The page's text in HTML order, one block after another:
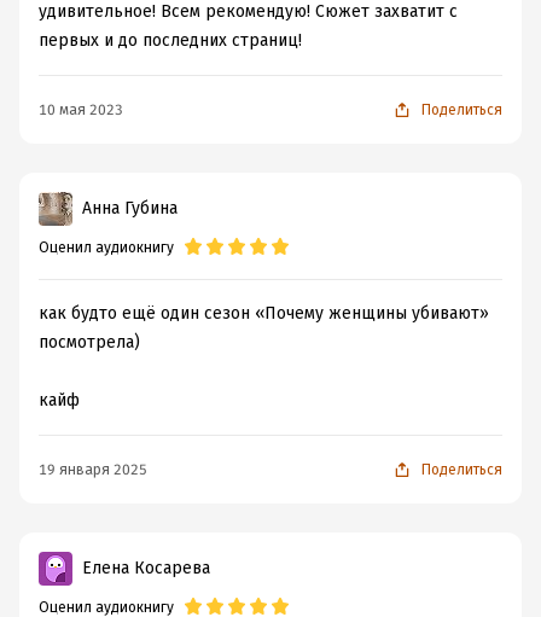
удивительное! Всем рекомендую! Сюжет захватит с
первых и до последних страниц!
10 мая 2023 Поделиться
Анна Губина
Оценил аудиокнигу
как будто ещё один сезон «Почему женщины убивают»
посмотрела)
кайф
19 января 2025 Поделиться
Елена Косарева
Оценил аудиокнигу